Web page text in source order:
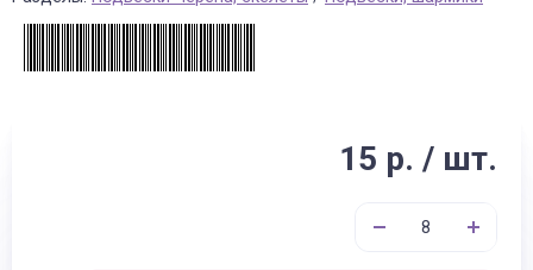
15 р. / шт.